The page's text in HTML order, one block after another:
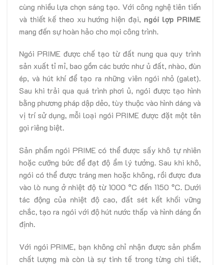
cùng nhiều lựa chọn sáng tạo. Với công nghệ tiên tiến
và thiết kế theo xu hướng hiện đại, ngói lợp PRIME
mang đến sự hoàn hảo cho mọi công trình.
Ngói PRIME được chế tạo từ đất nung qua quy trình
sản xuất tỉ mỉ, bao gồm các bước như ủ đất, nhào, đùn
ép, và hút khí để tạo ra những viên ngói nhỏ (galet).
Sau khi trải qua quá trình phơi ủ, ngói được tạo hình
bằng phương pháp dập dẻo, tùy thuộc vào hình dáng và
vị trí sử dụng, mỗi loại ngói PRIME được đặt một tên
gọi riêng biệt.
Sản phẩm ngói PRIME có thể được sấy khô tự nhiên
hoặc cưỡng bức để đạt độ ẩm lý tưởng. Sau khi khô,
ngói có thể được tráng men hoặc không, rồi được đưa
vào lò nung ở nhiệt độ từ 1000 °C đến 1150 °C. Dưới
tác động của nhiệt độ cao, đất sét kết khối vững
chắc, tạo ra ngói với độ hút nước thấp và hình dáng ổn
định.
Với ngói PRIME, bạn không chỉ nhận được sản phẩm
chất lượng mà còn là sự tinh tế trong từng chi tiết,